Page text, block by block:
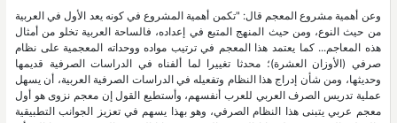
وعن أهمية مشروع المعجم قال: "تكمن أهمية المشروع في كونه يعد الأول في العربية
من حيث النوع، ومن حيث المنهج المتبع في إعداده، فالساحة العربية تخلو من أمثال
هذه المعاجم... كما يعتمد هذا المعجم في ترتيب مواده ووحداته المعجمية على نظام
صرفي (الأوزان العشرة)؛ محدثا تغييرا لما ألفناه في الدراسات الصرفية قديمها
وحديثها، ومن شأن إدراج هذا النظام وتفعيله في الدراسات الصرفية العربية، أن يسهل
عملية تدريس الصرف العربي للعرب أنفسهم، وأستطيع القول إن معجم نزوى هو أول
معجم عربي يتبنى هذا النظام الصرفي، وهو بهذا يسهم في تعزيز الجوانب التطبيقية